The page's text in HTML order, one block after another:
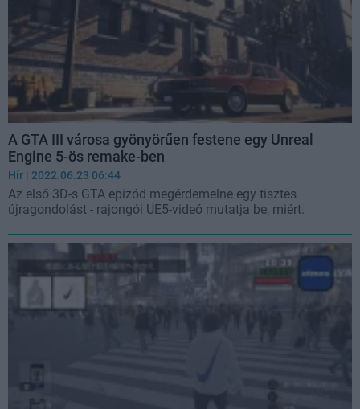
A GTA III városa gyönyörűen festene egy Unreal
Engine 5-ös remake-ben
Hír | 2022.06.23 06:44
Az első 3D-s GTA epizód megérdemelne egy tisztes
újragondolást - rajongói UE5-videó mutatja be, miért.